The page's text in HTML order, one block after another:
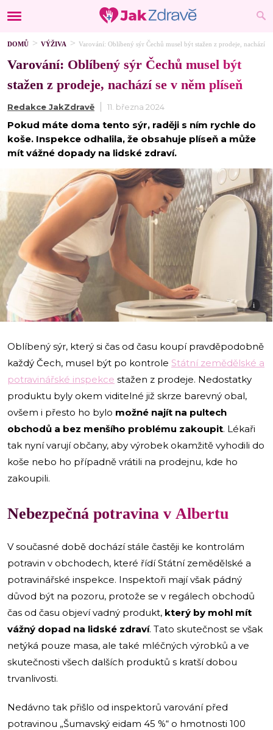
DOMŮ VÝŽIVA Varování: Oblíbený sýr Čechů musel být stažen z prodeje, nachází
Varování: Oblíbený sýr Čechů musel být
stažen z prodeje, nachází se v něm plíseň
Redakce JakZdravě 11. března 2024
Pokud máte doma tento sýr, raději s ním rychle do
koše. Inspekce odhalila, že obsahuje plíseň a může
mít vážné dopady na lidské zdraví.
i
Oblíbený sýr, který si čas od času koupí pravděpodobně
každý Čech, musel být po kontrole Státní zemědělské a
potravinářské inspekce stažen z prodeje. Nedostatky
produktu byly okem viditelné již skrze barevný obal,
ovšem i přesto ho bylo možné najít na pultech
obchodů a bez menšího problému zakoupit. Lékaři
tak nyní varují občany, aby výrobek okamžitě vyhodili do
koše nebo ho případně vrátili na prodejnu, kde ho
zakoupili.
Nebezpečná potravina v Albertu
V současné době dochází stále častěji ke kontrolám
potravin v obchodech, které řídí Státní zemědělské a
potravinářské inspekce. Inspektoři mají však pádný
důvod být na pozoru, protože se v regálech obchodů
čas od času objeví vadný produkt, který by mohl mít
vážný dopad na lidské zdraví. Tato skutečnost se však
netýká pouze masa, ale také mléčných výrobků a ve
skutečnosti všech dalších produktů s kratší dobou
trvanlivosti.
Nedávno tak přišlo od inspektorů varování před
potravinou „Šumavský eidam 45 %“ o hmotnosti 100